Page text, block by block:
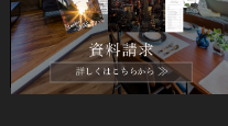
© Standard Co.,